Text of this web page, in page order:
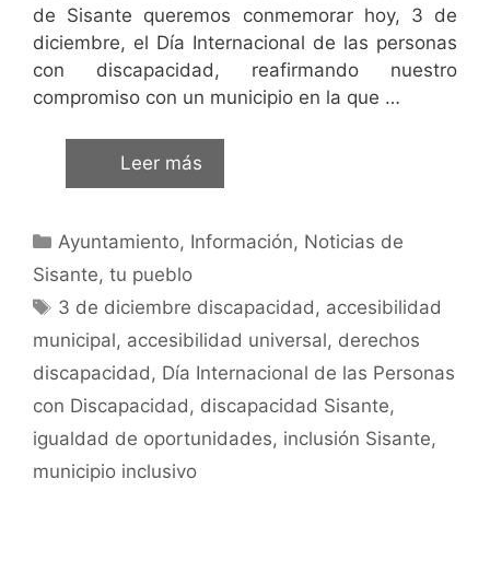
de Sisante queremos conmemorar hoy, 3 de
diciembre, el Día Internacional de las personas
con discapacidad, reafirmando nuestro
compromiso con un municipio en la que …
Leer más
Ayuntamiento, Información, Noticias de
Sisante, tu pueblo
3 de diciembre discapacidad, accesibilidad
municipal, accesibilidad universal, derechos
discapacidad, Día Internacional de las Personas
con Discapacidad, discapacidad Sisante,
igualdad de oportunidades, inclusión Sisante,
municipio inclusivo